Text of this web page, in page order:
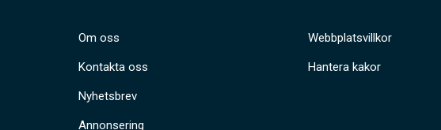
Om oss
Kontakta oss
Nyhetsbrev
Annonsering
Webbplatsvillkor
Hantera kakor